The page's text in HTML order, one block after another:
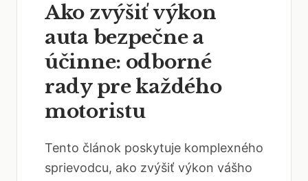
Ako zvýšiť výkon
auta bezpečne a
účinne: odborné
rady pre každého
motoristu
Tento článok poskytuje komplexného
sprievodcu, ako zvýšiť výkon vášho